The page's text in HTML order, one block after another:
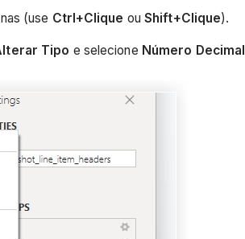
(use Ctrl+Clique ouShift+Clique).
Tipo e selecione Número Decimal